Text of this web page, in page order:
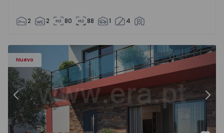
2 2 80 88 1 4
Nuevo
Anterior